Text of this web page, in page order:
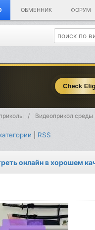
ОБМЕННИК ФОРУМ
Видеоприкол
RSS
онлайн в хорошем